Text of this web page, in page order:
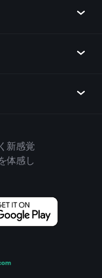
新感覚
体感し